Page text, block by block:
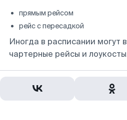
прямым рейсом
рейс с пересадкой
Иногда в расписании могут
чартерные рейсы и